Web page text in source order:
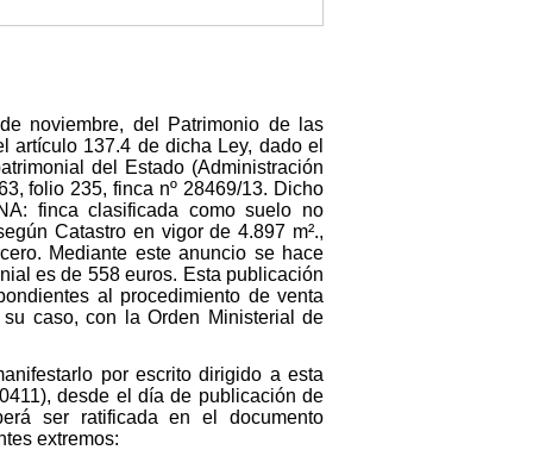
noviembre, del Patrimonio de las
artículo 137.4 de dicha Ley, dado el
del Estado (Administración
folio 235, finca nº 28469/13. Dicho
finca clasificada como suelo no
Catastro en vigor de 4.897 m².,
Mediante este anuncio se hace
es de 558 euros. Esta publicación
al procedimiento de venta
caso, con la Orden Ministerial de
por escrito dirigido a esta
desde el día de publicación de
ser ratificada en el documento
extremos: